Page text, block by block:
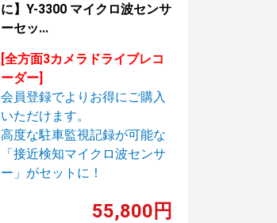
に】Y-3300 マイクロ波センサ
ーセッ...
[全方面3カメラドライブレコ
ーダー]
会員登録でよりお得にご購入
いただけます。
高度な駐車監視記録が可能な
「接近検知マイクロ波センサ
ー」がセットに！
55,800円